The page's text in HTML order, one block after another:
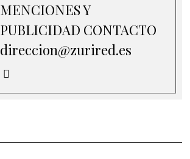
MENCIONES Y
PUBLICIDAD CONTACTO
direccion@zurired.es